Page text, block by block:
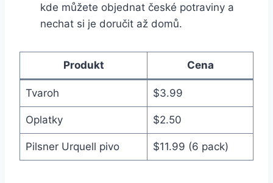
kde můžete objednat české potraviny a
nechat si je doručit až domů.
Produkt Cena
Tvaroh $3.99
Oplatky $2.50
Pilsner Urquell pivo $11.99 (6 pack)